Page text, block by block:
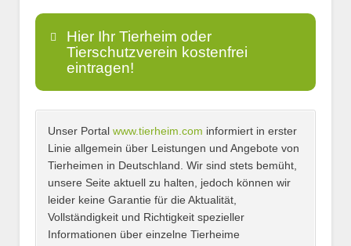
Hier Ihr Tierheim oder
Tierschutzverein kostenfrei
eintragen!
Name*
E-Mail*
Unser Portal www.tierheim.com informiert in erster
Linie allgemein über Leistungen und Angebote von
Tierheimen in Deutschland. Wir sind stets bemüht,
unsere Seite aktuell zu halten, jedoch können wir
leider keine Garantie für die Aktualität,
Vollständigkeit und Richtigkeit spezieller
Informationen über einzelne Tierheime